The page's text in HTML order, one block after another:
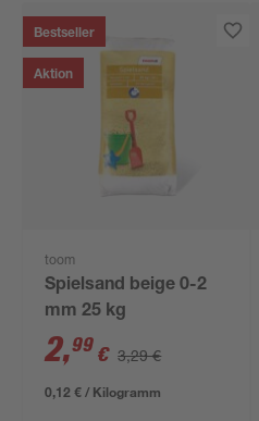
Bestseller
Aktion
toom
Spielsand beige 0-2
mm 25 kg
2,99 € 3,29 €
0,12 € / Kilogramm